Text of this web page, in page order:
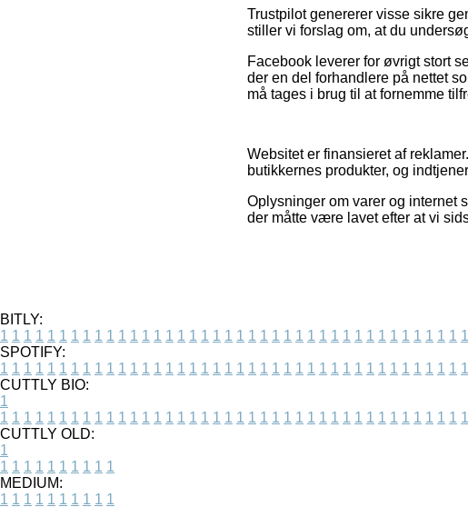
Trustpilot genererer visse sikre
stiller vi forslag om, at du
Facebook leverer for øvrigt stort
der en del forhandlere på nettet
må tages i brug til at fornemme
Websitet er finansieret af
butikkernes produkter, og
Oplysninger om varer og internet
der måtte være lavet efter at vi
BITLY:
1 1 1 1 1 1 1 1 1 1 1 1 1 1 1 1 1 1 1 1 1 1 1 1 1 1 1 1 1 1 1 1 1 1 1 1 1 1 1 1
SPOTIFY:
1 1 1 1 1 1 1 1 1 1 1 1 1 1 1 1 1 1 1 1 1 1 1 1 1 1 1 1 1 1 1 1 1 1 1 1 1 1 1 1
CUTTLY BIO:
1
1 1 1 1 1 1 1 1 1 1 1 1 1 1 1 1 1 1 1 1 1 1 1 1 1 1 1 1 1 1 1 1 1 1 1 1 1 1 1 1
CUTTLY OLD:
1
1 1 1 1 1 1 1 1 1 1
MEDIUM:
1 1 1 1 1 1 1 1 1 1